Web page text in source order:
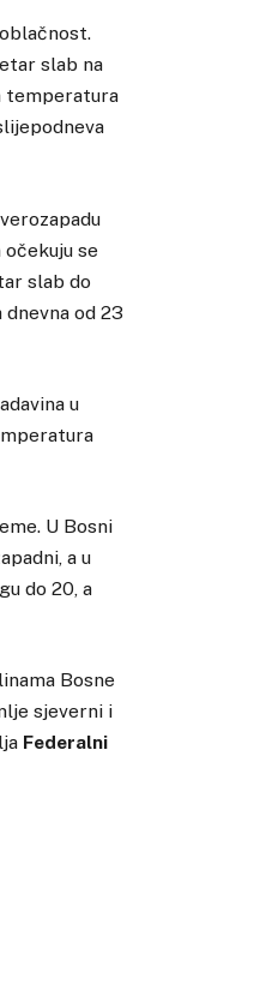
slab na
temperatura
se
slab do
od 23
u
U Bosni
a u
do 20, a
Bosne
sjeverni i
Federalni